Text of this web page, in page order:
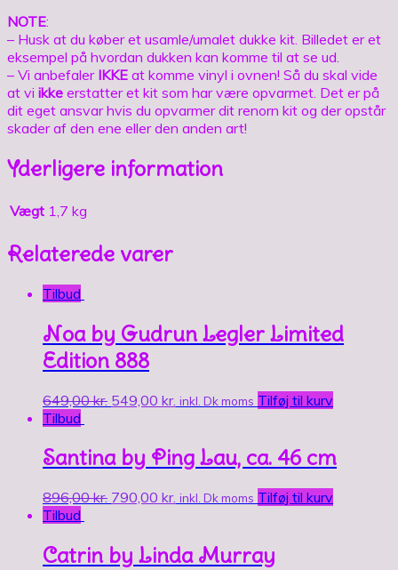
NOTE:
– Husk at du køber et usamle/umalet dukke kit. Billedet er et
eksempel på hvordan dukken kan komme til at se ud.
– Vi anbefaler IKKE at komme vinyl i ovnen! Så du skal vide
at vi ikke erstatter et kit som har være opvarmet. Det er på
dit eget ansvar hvis du opvarmer dit renorn kit og der opstår
skader af den ene eller den anden art!
Yderligere information
Vægt 1,7 kg
Relaterede varer
Tilbud
Noa by Gudrun Legler Limited
Edition 888
649,00kr. 549,00 kr. inkl. Dk moms Tilføj til kurv
Tilbud
Santina by Ping Lau, ca. 46 cm
896,00kr. 790,00 kr. inkl. Dk moms Tilføj til kurv
Tilbud
Catrin by Linda Murray